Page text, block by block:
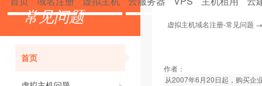
常见问题
首页
虚拟主机域名注册-常见问题
作者：
从2007年6月20日起，购买企